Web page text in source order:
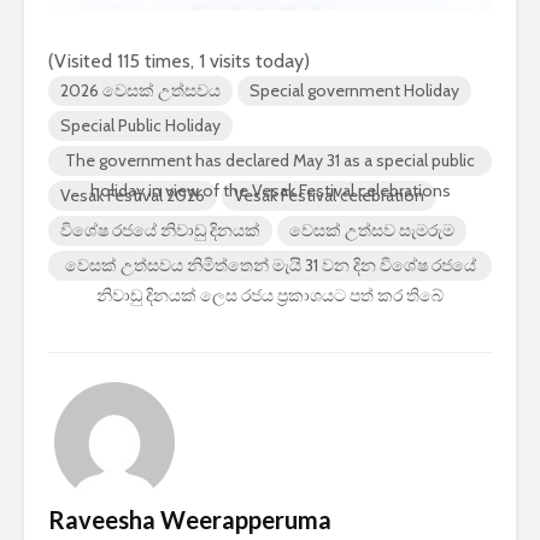
(Visited 115 times, 1 visits today)
2026 වෙසක් උත්සවය
Special government Holiday
Special Public Holiday
The government has declared May 31 as a special public
holiday in view of the Vesak Festival celebrations
Vesak Festival 2026
Vesak Festival celebration
විශේෂ රජයේ නිවාඩු දිනයක්
වෙසක් උත්සව සැමරුම
වෙසක් උත්සවය නිමිත්තෙන් මැයි 31 වන දින විශේෂ රජයේ
නිවාඩු දිනයක් ලෙස රජය ප්‍රකාශයට පත් කර තිබේ
Raveesha Weerapperuma